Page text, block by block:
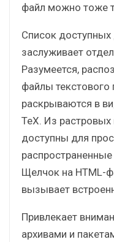
файл можно тоже
Список
заслуживает
Разумеется,
файлы текстового
раскрываются в
TeX. Из
доступны для
распространенные
Щелчок на HTML-
вызывает
Привлекает
архивами и